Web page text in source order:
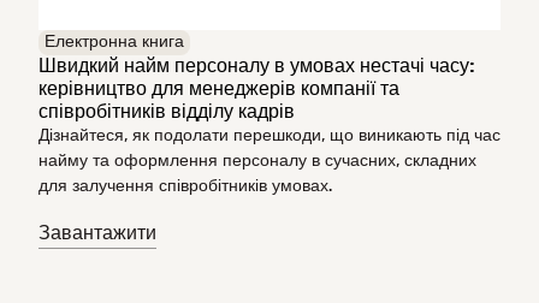
Електронна книга
Швидкий найм персоналу в умовах нестачі часу:
керівництво для менеджерів компанії та
співробітників відділу кадрів
Дізнайтеся, як подолати перешкоди, що виникають під час
найму та оформлення персоналу в сучасних, складних
для залучення співробітників умовах.
Завантажити